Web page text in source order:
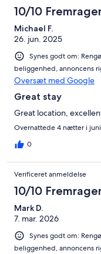
10/10
Michael F.
26. jun. 2025
Synes godt om:
beliggenhed, annoncens
Oversæt med Google
Great stay
Great location,
Overnattede 4 nætter i
0
Verificeret anmeldelse
10/10
Mark D.
7. mar. 2026
Synes godt om:
beliggenhed, annoncens